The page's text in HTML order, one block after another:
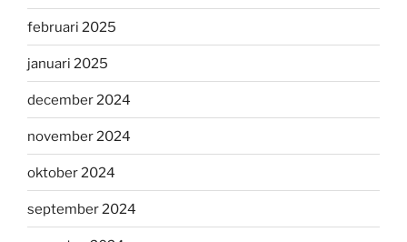
februari 2025
januari 2025
december 2024
november 2024
oktober 2024
september 2024